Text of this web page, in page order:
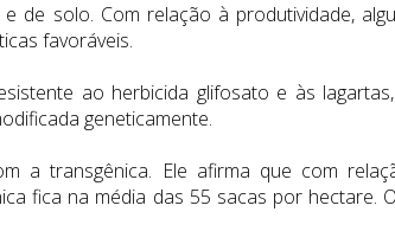
de solo. Com relação à produtividade,
favoráveis.
ao herbicida glifosato e às
geneticamente.
a transgênica. Ele afirma que com
fica na média das 55 sacas por hectare.